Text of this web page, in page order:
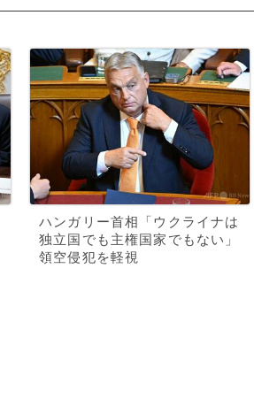
ハンガリー首相「ウクライナは
独立国でも主権国家でもない」
領空侵犯を軽視